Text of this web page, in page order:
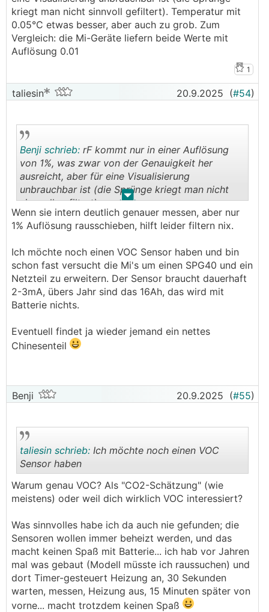
kriegt man nicht sinnvoll gefiltert). Temperatur mit
0.05°C etwas besser, aber auch zu grob. Zum
Vergleich: die Mi-Geräte liefern beide Werte mit
Auflösung 0.01
1
taliesin 20.9.2025 (#54)
. .
Benji schrieb: rF kommt nur in einer Auflösung
von 1%, was zwar von der Genauigkeit her
ausreicht, aber für eine Visualisierung
unbrauchbar ist (die Sprünge kriegt man nicht
sinnvoll gefiltert).
Wenn sie intern deutlich genauer messen, aber nur
1% Auflösung rausschieben, hilft leider filtern nix.
Ich möchte noch einen VOC Sensor haben und bin
schon fast versucht die Mi's um einen SPG40 und ein
Netzteil zu erweitern. Der Sensor braucht dauerhaft
2-3mA, übers Jahr sind das 16Ah, das wird mit
Batterie nichts.
Eventuell findet ja wieder jemand ein nettes
Chinesenteil
Benji 20.9.2025 (#55)
..
taliesin schrieb: Ich möchte noch einen VOC
Sensor haben
Warum genau VOC? Als "CO2-Schätzung" (wie
meistens) oder weil dich wirklich VOC interessiert?
Was sinnvolles habe ich da auch nie gefunden; die
Sensoren wollen immer beheizt werden, und das
macht keinen Spaß mit Batterie... ich hab vor Jahren
mal was gebaut (Modell müsste ich raussuchen) und
dort Timer-gesteuert Heizung an, 30 Sekunden
warten, messen, Heizung aus, 15 Minuten später von
vorne... macht trotzdem keinen Spaß